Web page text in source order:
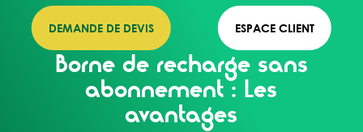
DEMANDE DE DEVIS ESPACE CLIENT
Borne de recharge sans
abonnement : Les
avantages